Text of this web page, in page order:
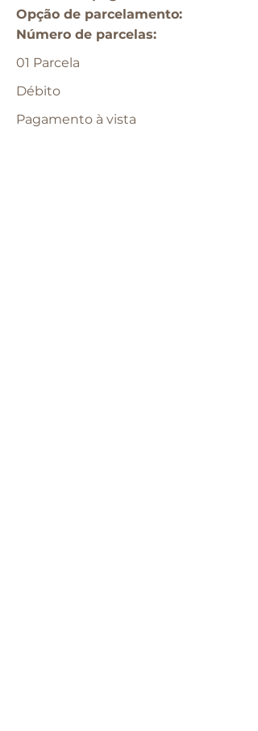
Opção de parcelamento:​
​Número de parcelas:
01 Parcela
Débito
Pagamento à vista